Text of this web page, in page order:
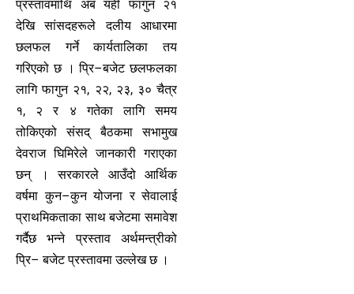
प्रस्तावमाथि अब यही फागुन २१
देखि सांसदहरूले दलीय आधारमा
छलफल गर्ने कार्यतालिका तय
गरिएको छ । प्रि–बजेट छलफलका
लागि फागुन २१, २२, २३, ३० चैत्र
१, २ र ४ गतेका लागि समय
तोकिएको संसद् बैठकमा सभामुख
देवराज घिमिरेले जानकारी गराएका
छन् । सरकारले आउँदो आर्थिक
वर्षमा कुन–कुन योजना र सेवालाई
प्राथमिकताका साथ बजेटमा समावेश
गर्दैछ भन्ने प्रस्ताव अर्थमन्त्रीको
प्रि– बजेट प्रस्तावमा उल्लेख छ ।